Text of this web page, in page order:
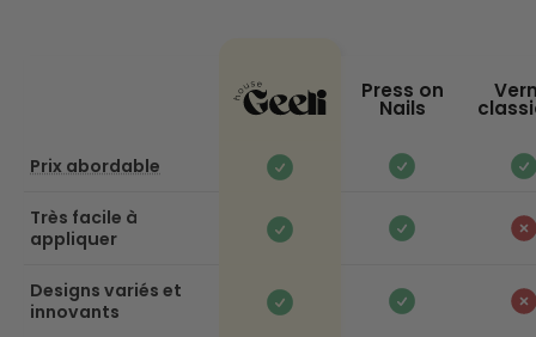
Prix abordable
Très facile à
appliquer
Designs variés et
innovants
Press on
Nails